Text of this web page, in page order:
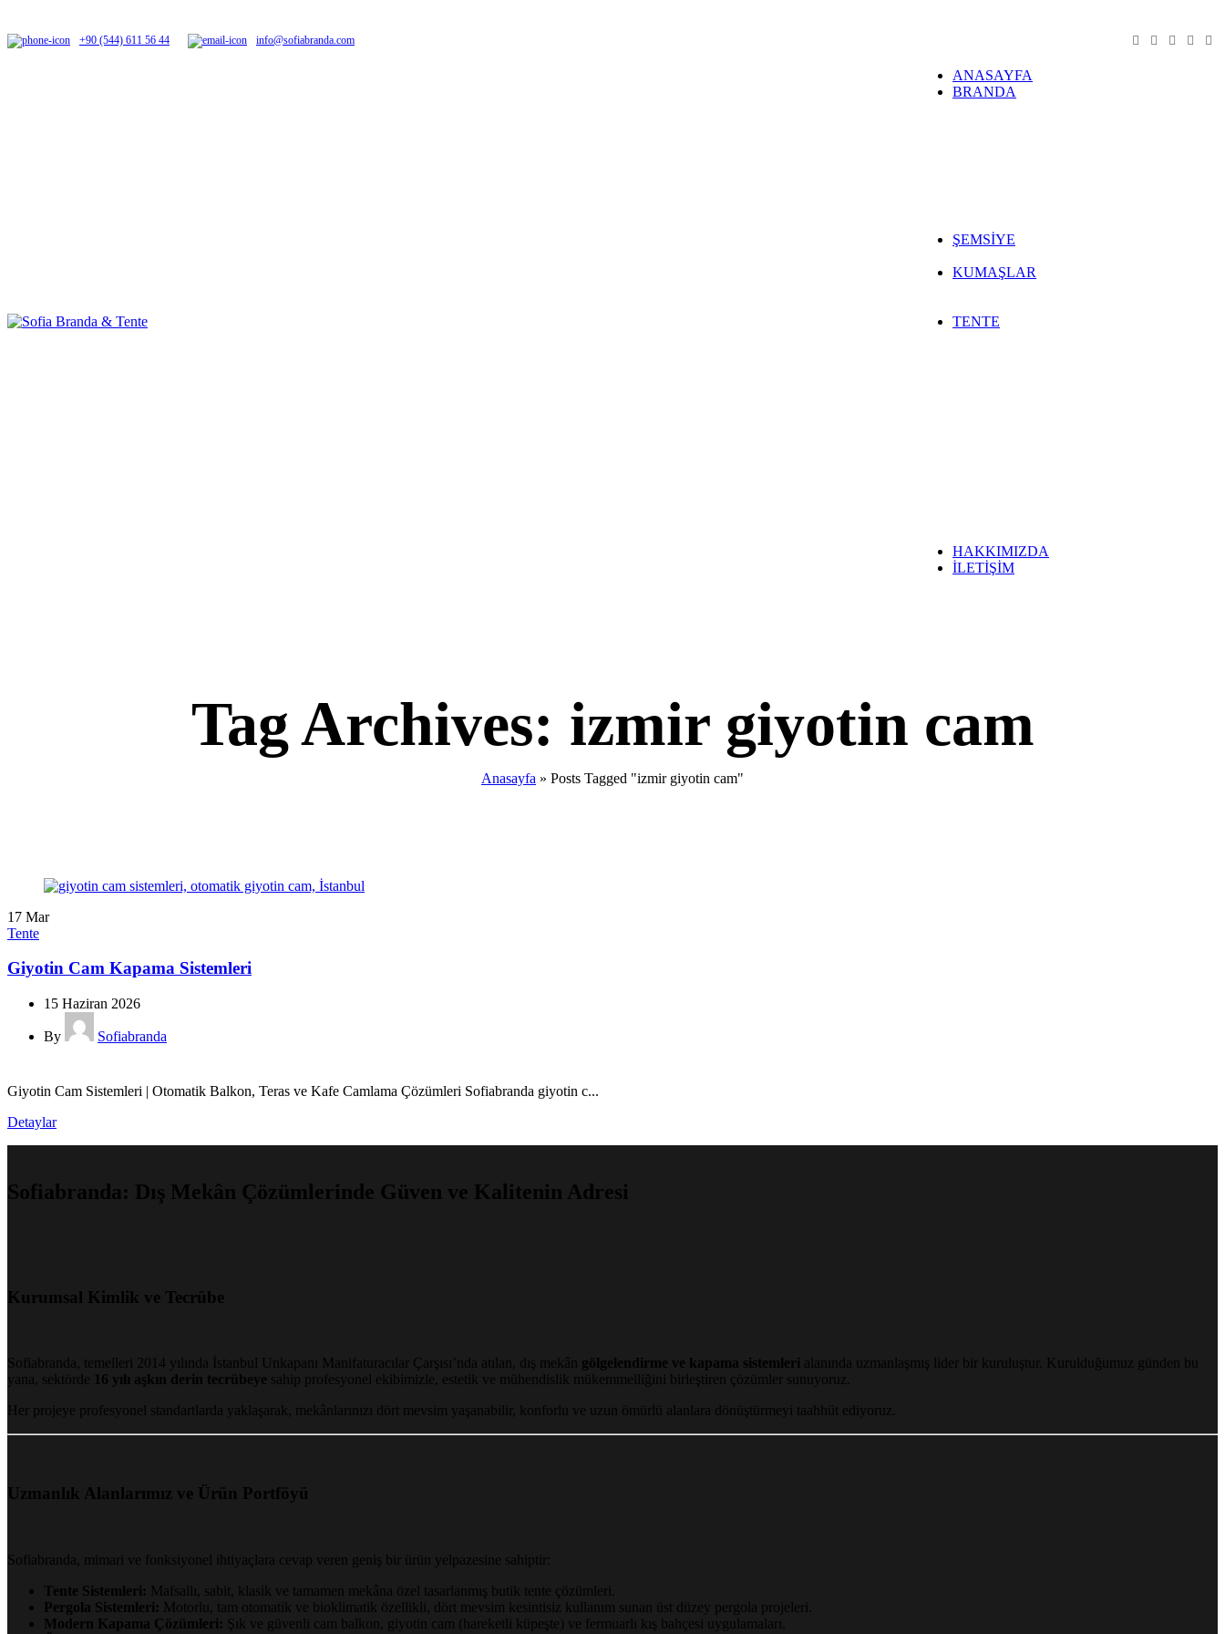
+90 (544) 611 56 44 info@sofiabranda.com
ANASAYFA
BRANDA
ŞEMSİYE
KUMAŞLAR
TENTE
HAKKIMIZDA
İLETİŞİM
Tag Archives: izmir giyotin cam
Anasayfa » Posts Tagged "izmir giyotin cam"
17 Mar
Tente
Giyotin Cam Kapama Sistemleri
15 Haziran 2026
By Sofiabranda
Giyotin Cam Sistemleri | Otomatik Balkon, Teras ve Kafe Camlama Çözümleri Sofiabranda giyotin c...
Detaylar
Sofiabranda: Dış Mekân Çözümlerinde Güven ve Kalitenin Adresi
Kurumsal Kimlik ve Tecrübe
Sofiabranda, temelleri 2014 yılında İstanbul Unkapanı Manifaturacılar Çarşısı’nda atılan, dış mekân gölgelendirme ve kapama sistemleri alanında uzmanlaşmış lider bir kuruluştur. Kurulduğumuz günden bu
yana, sektörde 16 yılı aşkın derin tecrübeye sahip profesyonel ekibimizle, estetik ve mühendislik mükemmelliğini birleştiren çözümler sunuyoruz.
Her projeye profesyonel standartlarda yaklaşarak, mekânlarınızı dört mevsim yaşanabilir, konforlu ve uzun ömürlü alanlara dönüştürmeyi taahhüt ediyoruz.
Uzmanlık Alanlarımız ve Ürün Portföyü
Sofiabranda, mimari ve fonksiyonel ihtiyaçlara cevap veren geniş bir ürün yelpazesine sahiptir:
Tente Sistemleri: Mafsallı, sabit, klasik ve tamamen mekâna özel tasarlanmış butik tente çözümleri.
Pergola Sistemleri: Motorlu, tam otomatik ve bioklimatik özellikli, dört mevsim kesintisiz kullanım sunan üst düzey pergola projeleri.
Modern Kapama Çözümleri: Şık ve güvenli cam balkon, giyotin cam (hareketli küpeşte) ve fermuarlı kış bahçesi uygulamaları.